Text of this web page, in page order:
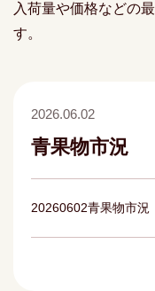
入荷量や価格などの
す。
2026.06.02
青果物市況
20260602青果物市況